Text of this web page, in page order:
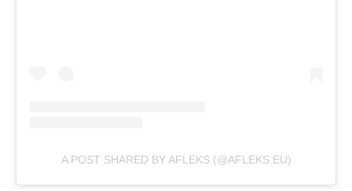
A POST SHARED BY AFLEKS (@AFLEKS.EU)